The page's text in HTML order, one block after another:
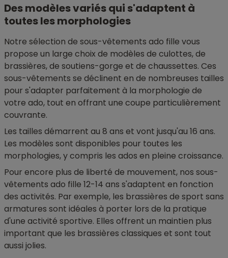
Des modèles variés qui s'adaptent à
toutes les morphologies
Notre sélection de sous-vêtements ado fille vous
propose un large choix de modèles de culottes, de
brassières, de soutiens-gorge et de chaussettes. Ces
sous-vêtements se déclinent en de nombreuses tailles
pour s'adapter parfaitement à la morphologie de
votre ado, tout en offrant une coupe particulièrement
couvrante.
Les tailles démarrent au 8 ans et vont jusqu'au 16 ans.
Les modèles sont disponibles pour toutes les
morphologies, y compris les ados en pleine croissance.
Pour encore plus de liberté de mouvement, nos sous-
vêtements ado fille 12-14 ans s'adaptent en fonction
des activités. Par exemple, les brassières de sport sans
armatures sont idéales à porter lors de la pratique
d'une activité sportive. Elles offrent un maintien plus
important que les brassières classiques et sont tout
aussi jolies.